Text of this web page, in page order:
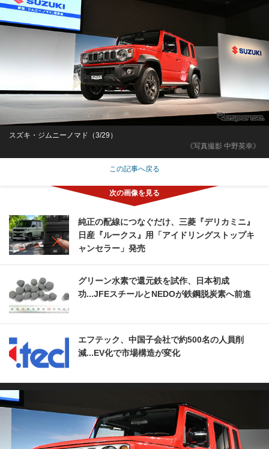
《写真撮影 中野英幸》
スズキ・ジムニーノマド（3/29）
この記事へ戻る
純正の配線につなぐだけ、三菱『デリカミニ』
日産『ルークス』用「アイドリングストップキ
ャンセラー」発売
グリーン水素で還元鉄を試作、日本初成
功...JFEスチールとNEDOが鉄鋼脱炭素へ前進
エフテック、中国子会社で約500名の人員削
減...EV化で市場構造が変化